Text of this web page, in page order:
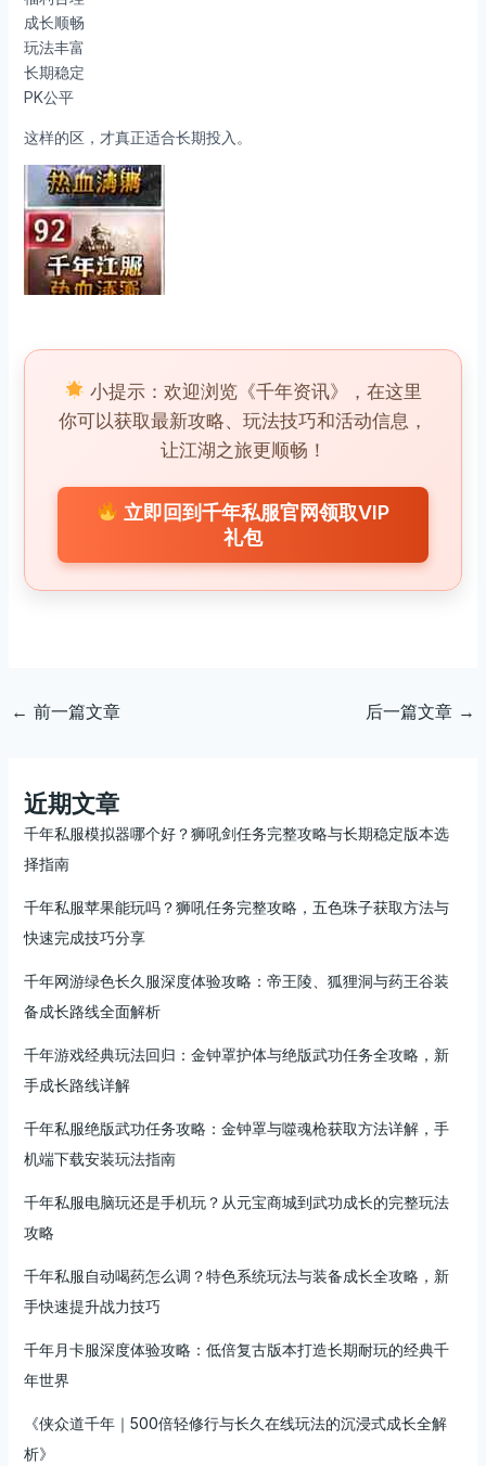
成长顺畅
玩法丰富
长期稳定
PK公平
这样的区，才真正适合长期投入。
小提示：欢迎浏览《千年资讯》，在这里
你可以获取最新攻略、玩法技巧和活动信息，
让江湖之旅更顺畅！
立即回到千年私服官网领取VIP
礼包
← 前一篇文章 后一篇文章 →
近期文章
千年私服模拟器哪个好？狮吼剑任务完整攻略与长期稳定版本选
择指南
千年私服苹果能玩吗？狮吼任务完整攻略，五色珠子获取方法与
快速完成技巧分享
千年网游绿色长久服深度体验攻略：帝王陵、狐狸洞与药王谷装
备成长路线全面解析
千年游戏经典玩法回归：金钟罩护体与绝版武功任务全攻略，新
手成长路线详解
千年私服绝版武功任务攻略：金钟罩与噬魂枪获取方法详解，手
机端下载安装玩法指南
千年私服电脑玩还是手机玩？从元宝商城到武功成长的完整玩法
攻略
千年私服自动喝药怎么调？特色系统玩法与装备成长全攻略，新
手快速提升战力技巧
千年月卡服深度体验攻略：低倍复古版本打造长期耐玩的经典千
年世界
《侠众道千年｜500倍轻修行与长久在线玩法的沉浸式成长全解
析》